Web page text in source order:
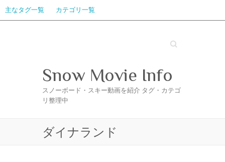
主なタグ一覧 カテゴリ一覧
Search
Snow Movie Info
スノーボード・スキー動画を紹介 タグ・カテゴ
リ整理中
ダイナランド